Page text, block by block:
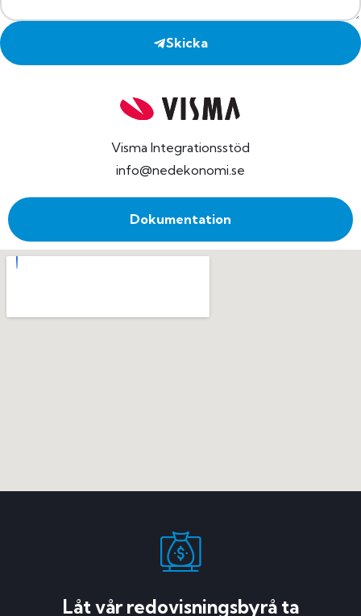
Skicka
Visma Integrationsstöd
info@nedekonomi.se
Dokumentation
Låt vår redovisningsbyrå ta